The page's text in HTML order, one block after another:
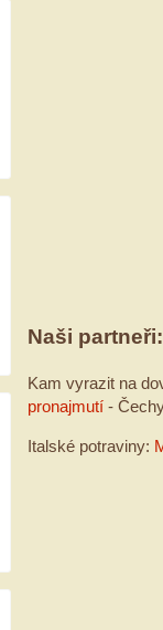
Naši partneři:
Kam vyrazit na
pronajmutí -
Italské potraviny: